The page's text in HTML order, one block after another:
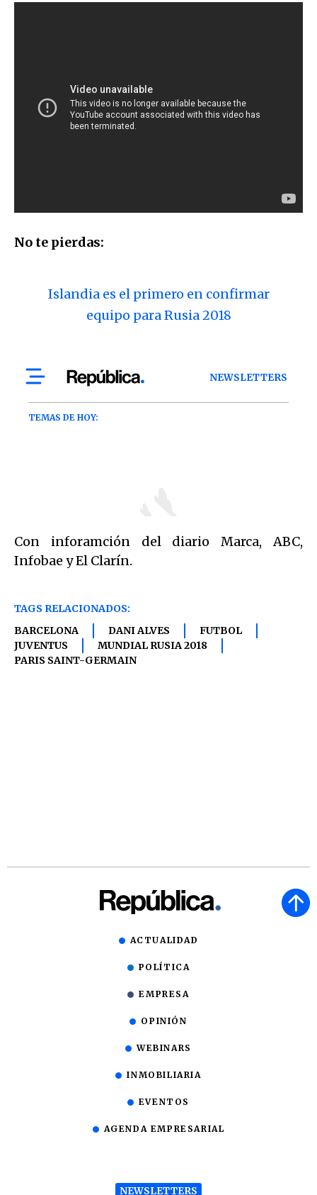
No te pierdas:
Islandia es el primero en confirmar
equipo para Rusia 2018
Con inforamción del diario Marca, ABC,
Infobae y El Clarín.
TAGS RELACIONADOS:
BARCELONA
DANI ALVES
FUTBOL
JUVENTUS
MUNDIAL RUSIA 2018
PARIS SAINT-GERMAIN
ACTUALIDAD
POLÍTICA
EMPRESA
OPINIÓN
WEBINARS
INMOBILIARIA
EVENTOS
AGENDA EMPRESARIAL
NEWSLETTERS